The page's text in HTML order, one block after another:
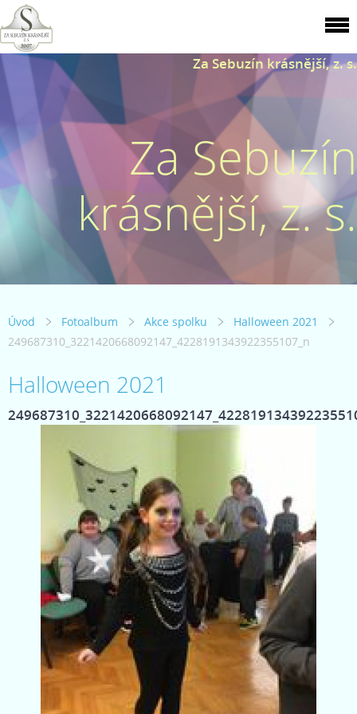
Za Sebuzín krásnější, z. s.
Za Sebuzín
krásnější, z. s.
Úvod Fotoalbum Akce spolku
Halloween 2021
249687310_3221420668092147_4228191343922355107_n
Halloween 2021